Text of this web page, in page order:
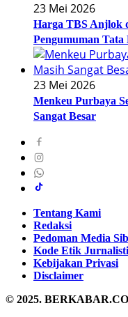
23 Mei 2026
Harga TBS Anjlok
Pengumuman
23 Mei 2026
Menkeu Purbaya
Sangat Besar
Tentang Kami
Redaksi
Pedoman Media
Kode Etik
Kebijakan Privasi
Disclaimer
© 2025.